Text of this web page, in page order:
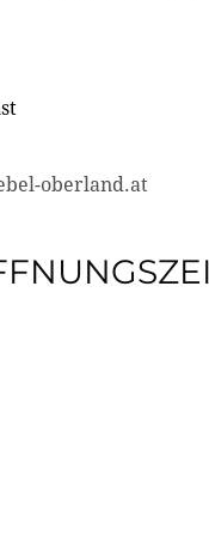
oberland.at